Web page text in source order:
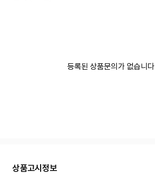
등록된 상품문의가 없습니다
상품고시정보